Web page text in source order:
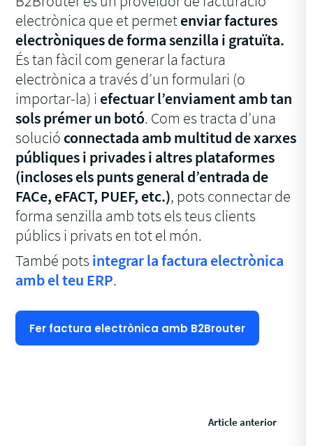
electrònica que et permetenviar factures
electròniques de forma senzilla i gratuïta.
És tan fàcil com generar la factura
electrònica a través d’un formulari (o
importar-la) i efectuar l’enviament amb tan
sols prémer un botó. Com es tracta d’una
solució connectada amb multitud de xarxes
públiques i privades i altres plataformes
(incloses els punts general d’entrada de
FACe, eFACT, PUEF, etc.), pots connectar de
forma senzilla amb tots els teus clients
públics i privats en tot el món.
També pots integrar la factura electrònica
amb el teu ERP.
Fer factura electrònica amb B2Brouter
Article anterior